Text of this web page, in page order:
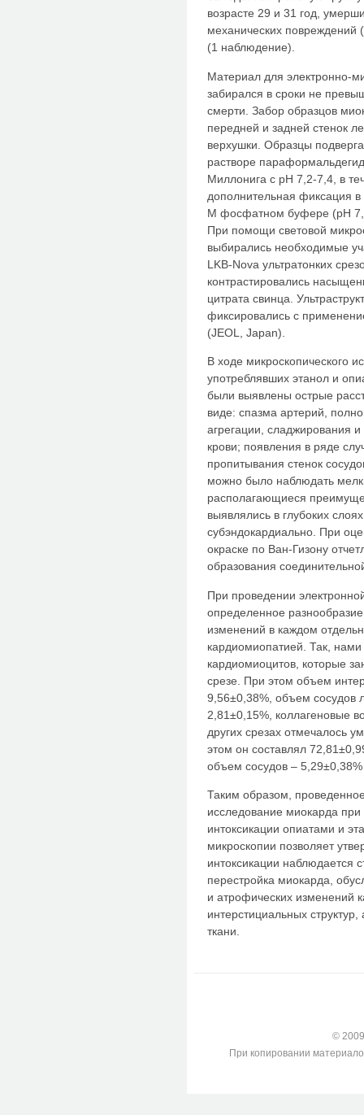
возрасте 29 и 31 год,
механических
(1 наблюдение).
Материал для электронно-
забирался в сроки не
смерти. Забор образцов
передней и задней стенок
верхушки. Образцы
растворе
Миллонига с рН 7,2-7,4, в
дополнительная фиксация
М фосфатном буфере (рН
При помощи световой
выбирались необходимые
LKB-Nova ультратонких
контрастировались
цитрата свинца.
фиксировались с
(JEOL, Japan).
В ходе микроскопического
употреблявших этанол и
были выявлены острые
виде: спазма артерий,
агрегации, сладжирования
крови; появления в ряде
пропитывания стенок
можно было наблюдать
располагающиеся
выявлялись в глубоких
субэндокардиально. При
окраске по Ван-Гизону
образования
При проведении
определенное
изменений в каждом
кардиомиопатией. Так,
кардиомиоцитов, которые
срезе. При этом объем
9,56±0,38%, объем сосудов
2,81±0,15%, коллагеновые
других срезах отмечалось
этом он составлял
объем сосудов –
Таким образом,
исследование миокарда
интоксикации опиатами и
микроскопии позволяет
интоксикации наблюдается
перестройка миокарда,
и атрофических изменений
интерстициальных
ткани.
©
При копировании